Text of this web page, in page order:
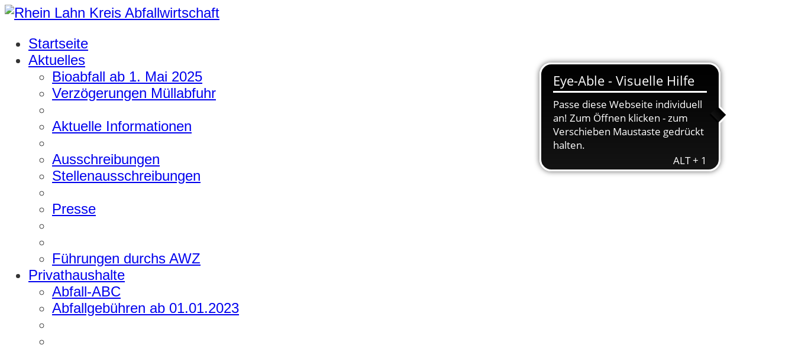
Startseite
Aktuelles
Bioabfall ab 1. Mai 2025
Verzögerungen Müllabfuhr
Aktuelle Informationen
Ausschreibungen
Stellenausschreibungen
Presse
Führungen durchs AWZ
Privathaushalte
Abfall-ABC
Abfallgebühren ab 01.01.2023